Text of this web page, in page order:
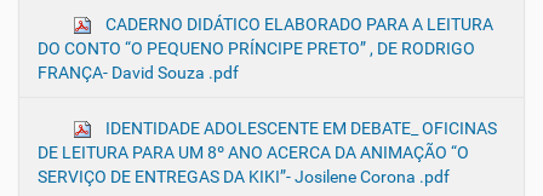
CADERNO DIDÁTICO ELABORADO PARA A LEITURA
DO CONTO “O PEQUENO PRÍNCIPE PRETO” , DE RODRIGO
FRANÇA- David Souza .pdf
IDENTIDADE ADOLESCENTE EM DEBATE_ OFICINAS
DE LEITURA PARA UM 8º ANO ACERCA DA ANIMAÇÃO “O
SERVIÇO DE ENTREGAS DA KIKI”- Josilene Corona .pdf